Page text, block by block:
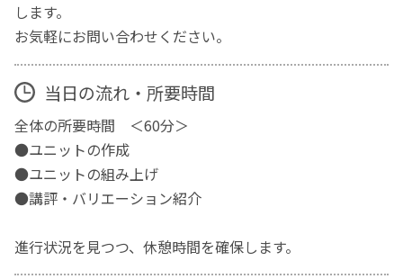
します。
お気軽にお問い合わせください。
当日の流れ・所要時間
全体の所要時間 ＜60分＞
●ユニットの作成
●ユニットの組み上げ
●講評・バリエーション紹介
進行状況を見つつ、休憩時間を確保します。